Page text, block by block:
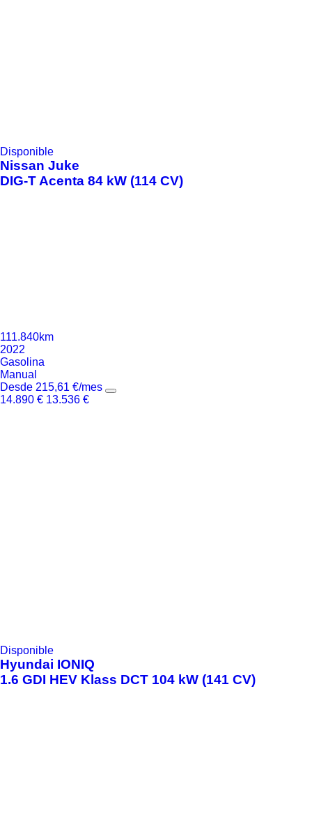
Disponible
Nissan Juke
DIG-T Acenta 84 kW (114 CV)
111.840km
2022
Gasolina
Manual
Desde 215,61 €/mes
14.890 € 13.536 €
Disponible
Hyundai IONIQ
1.6 GDI HEV Klass DCT 104 kW (141 CV)